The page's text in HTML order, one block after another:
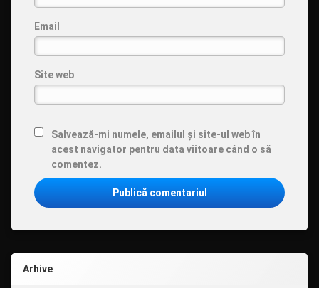
Email
Site web
Salvează-mi numele, emailul și site-ul web în
acest navigator pentru data viitoare când o să
comentez.
Arhive